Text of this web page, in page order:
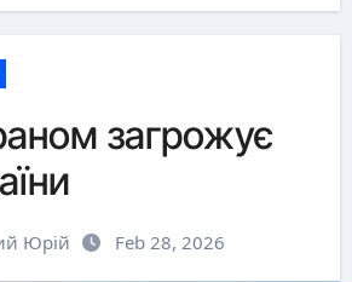
загрожує
Юрій Feb 28, 2026